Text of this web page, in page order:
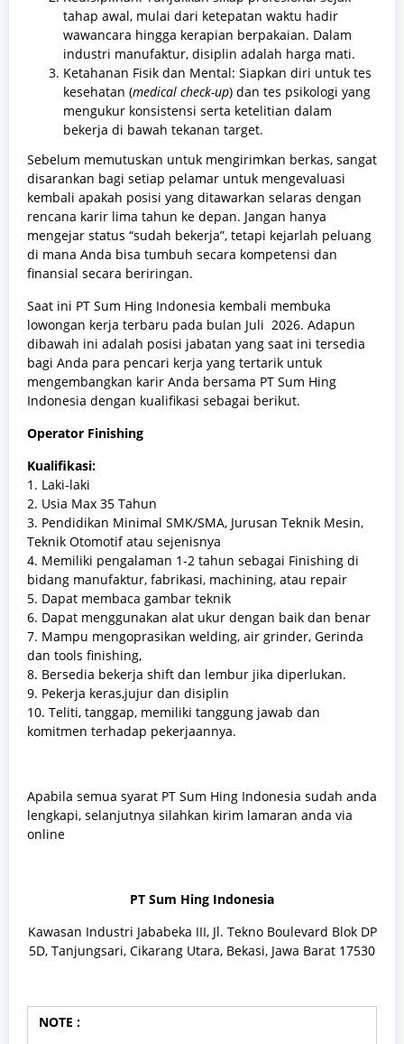
tahap awal, mulai dari ketepatan waktu hadir
wawancara hingga kerapian berpakaian. Dalam
industri manufaktur, disiplin adalah harga mati.
Ketahanan Fisik dan Mental: Siapkan diri untuk tes
kesehatan (medical check-up) dan tes psikologi yang
mengukur konsistensi serta ketelitian dalam
bekerja di bawah tekanan target.
Sebelum memutuskan untuk mengirimkan berkas, sangat
disarankan bagi setiap pelamar untuk mengevaluasi
kembali apakah posisi yang ditawarkan selaras dengan
rencana karir lima tahun ke depan. Jangan hanya
mengejar status “sudah bekerja”, tetapi kejarlah peluang
di mana Anda bisa tumbuh secara kompetensi dan
finansial secara beriringan.
Saat ini PT Sum Hing Indonesia kembali membuka
lowongan kerja terbaru pada bulan Juli 2026. Adapun
dibawah ini adalah posisi jabatan yang saat ini tersedia
bagi Anda para pencari kerja yang tertarik untuk
mengembangkan karir Anda bersama PT Sum Hing
Indonesia dengan kualifikasi sebagai berikut.
Operator Finishing
Kualifikasi:
1. Laki-laki
2. Usia Max 35 Tahun
3. Pendidikan Minimal SMK/SMA, Jurusan Teknik Mesin,
Teknik Otomotif atau sejenisnya
4. Memiliki pengalaman 1-2 tahun sebagai Finishing di
bidang manufaktur, fabrikasi, machining, atau repair
5. Dapat membaca gambar teknik
6. Dapat menggunakan alat ukur dengan baik dan benar
7. Mampu mengoprasikan welding, air grinder, Gerinda
dan tools finishing,
8. Bersedia bekerja shift dan lembur jika diperlukan.
9. Pekerja keras,jujur dan disiplin
10. Teliti, tanggap, memiliki tanggung jawab dan
komitmen terhadap pekerjaannya.
Apabila semua syarat PT Sum Hing Indonesia sudah anda
lengkapi, selanjutnya silahkan kirim lamaran anda via
online
PT Sum Hing Indonesia
Kawasan Industri Jababeka III, Jl. Tekno Boulevard Blok DP
5D, Tanjungsari, Cikarang Utara, Bekasi, Jawa Barat 17530
NOTE :